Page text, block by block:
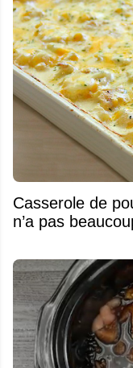
Casserole de
n’a pas